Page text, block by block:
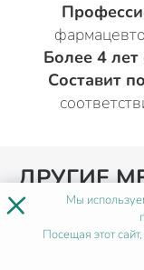
Более 4
Составит
ДРУГИЕ
ДЛЯ
× Мы
Посещая этот